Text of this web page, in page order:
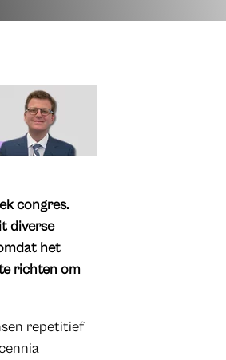
congres.
diverse
het
richten om
repetitief